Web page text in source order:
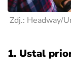
Zdj.: Headway/
1. Ustal